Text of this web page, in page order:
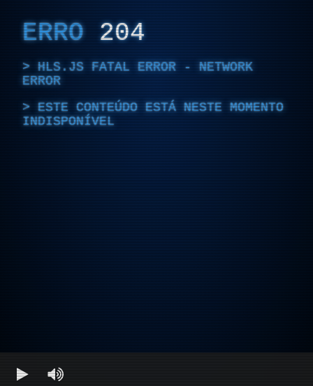
ERRO 204
HLS.JS FATAL ERROR - NETWORK
ERROR
ESTE CONTEÚDO ESTÁ NESTE MOMENTO
INDISPONÍVEL